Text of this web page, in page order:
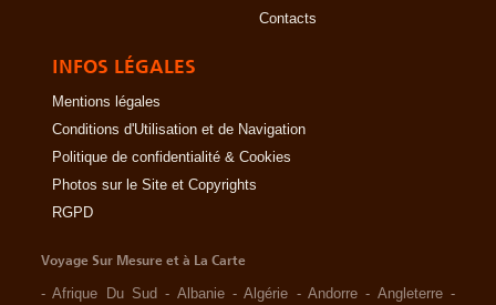
Contacts
INFOS LÉGALES
Mentions légales
Conditions d'Utilisation et de Navigation
Politique de confidentialité & Cookies
Photos sur le Site et Copyrights
RGPD
Voyage Sur Mesure et à La Carte
-Afrique Du Sud - Albanie -Algérie -Andorre - Angleterre -